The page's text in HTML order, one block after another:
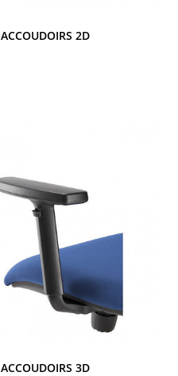
ACCOUDOIRS 2D
ACCOUDOIRS 3D